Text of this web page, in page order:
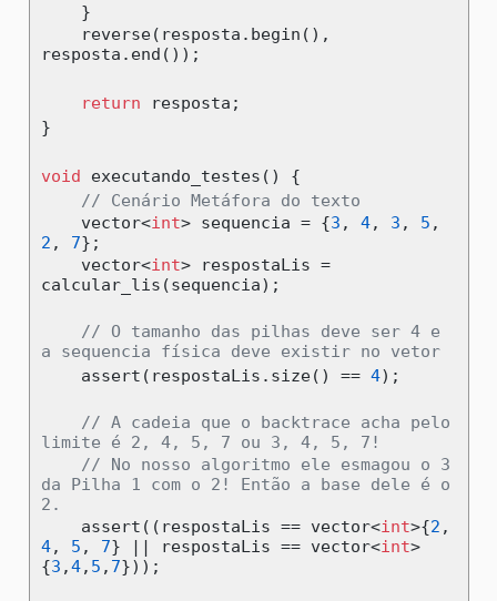
}
    reverse
( resposta . begin (),
resposta . end ());
return resposta ;
}
void executando_testes ()
{
// Cenário Metáfora do texto
    vector
<int> sequencia = {3 , 4, 3 , 5 ,
2 , 7};
    vector
<int> respostaLis =
calcular_lis (sequencia);
// O tamanho das pilhas deve ser 4 e
a sequencia física deve existir no vetor
assert ( respostaLis . size() == 4);
// A cadeia que o backtrace acha pelo
limite é 2, 4, 5, 7 ou 3, 4, 5, 7!
// No nosso algoritmo ele esmagou o 3
da Pilha 1 com o 2! Então a base dele é o
2.
assert (( respostaLis == vector<int>{2 ,
4, 5 , 7} || respostaLis == vector<int>
{3 ,4, 5 , 7}));